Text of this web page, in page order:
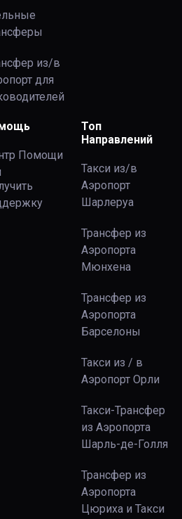
из/в
для
Помощи
Топ
Направлений
Такси из/в
Аэропорт
Шарлеруа
Трансфер из
Аэропорта
Мюнхена
Трансфер из
Аэропорта
Барселоны
Такси из / в
Аэропорт Орли
Такси-Трансфер
из Аэропорта
Шарль-де-Голля
Трансфер из
Аэропорта
Цюриха и Такси